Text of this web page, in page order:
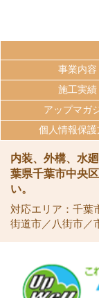
事業内容
施工実績
アップマガ
個人情報保護
内装、外構、水
葉県千葉市中央
い。
対応エリア：千葉
街道市／八街市／